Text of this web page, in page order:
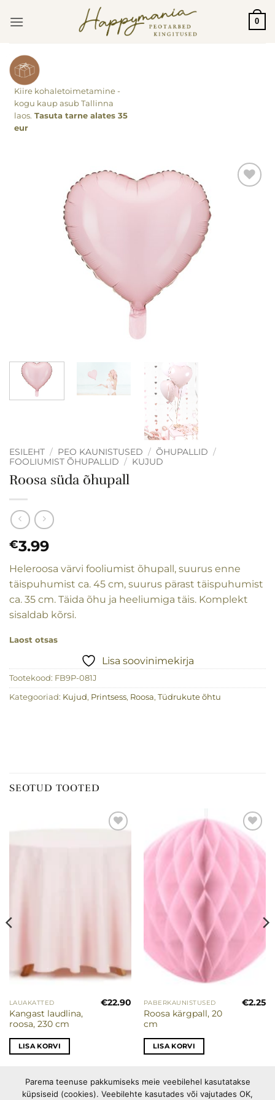
0
Kiire kohaletoimetamine -
kogu kaup asub Tallinna
laos. Tasuta tarne alates 35
eur
soovinimekirja
ESILEHT / PEO KAUNISTUSED / ÕHUPALLID /
FOOLIUMIST ÕHUPALLID / KUJUD
Roosa süda õhupall
€3.99
Heleroosa värvi fooliumist õhupall, suurus enne
täispuhumist ca. 45 cm, suurus pärast täispuhumist
ca. 35 cm. Täida õhu ja heeliumiga täis. Komplekt
sisaldab kõrsi.
Laost otsas
Lisa soovinimekirja
Tootekood: FB9P-081J
Kategooriad: Kujud, Printsess, Roosa, Tüdrukute õhtu
SEOTUD TOOTED
LAUAKATTED
Kangast laudlina,
roosa, 230 cm
€22.90
LISA KORVI
soovinimekirja
PABERKAUNISTUSED
Roosa kärgpall, 20
cm
€2.25
LISA KORVI
Parema teenuse pakkumiseks meie veebilehel kasutatakse
küpsiseid (cookies). Veebilehte kasutades või vajutades OK,